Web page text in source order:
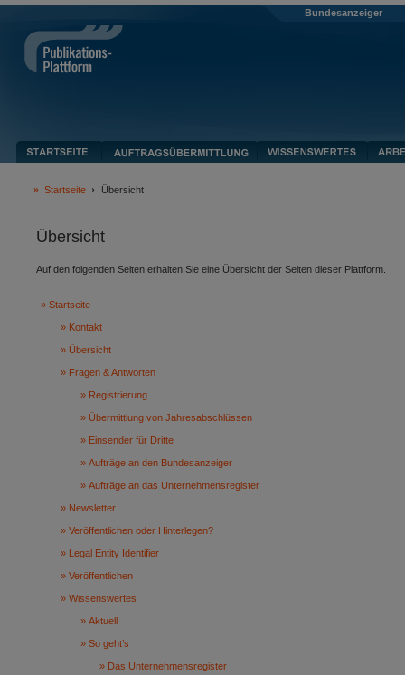
Bundesanzeiger
Startseite Übersicht
Übersicht
Auf den folgenden Seiten erhalten Sie eine Übersicht der Seiten dieser Plattform.
Startseite
Kontakt
Übersicht
Fragen & Antworten
Registrierung
Übermittlung von Jahresabschlüssen
Einsender für Dritte
Aufträge an den Bundesanzeiger
Aufträge an das Unternehmensregister
Newsletter
Veröffentlichen oder Hinterlegen?
Legal Entity Identifier
Veröffentlichen
Wissenswertes
Aktuell
So geht’s
Das Unternehmensregister